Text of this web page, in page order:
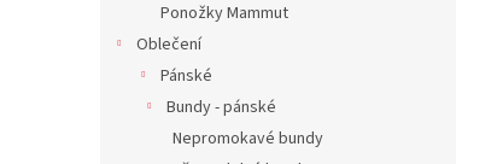
Ponožky Mammut
Oblečení
Pánské
Bundy - pánské
Nepromokavé bundy